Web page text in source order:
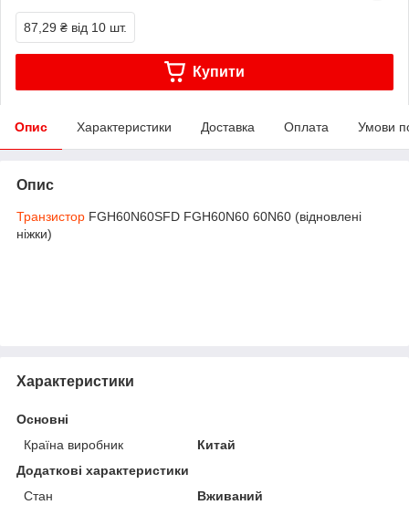
87,29 ₴ від 10 шт.
Купити
Опис Характеристики Доставка Оплата Умови
Опис
Транзистор FGH60N60SFD FGH60N60 60N60 (відновлені
ніжки)
Характеристики
Основні
Країна виробник
Китай
Додаткові характеристики
Стан
Вживаний